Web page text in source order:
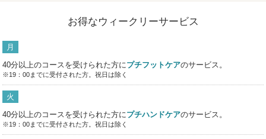
お得なウィークリーサービス
月
40分以上のコースを受けられた方に プチフットケアのサービス。
※19：00までに受付された方。祝日は除く
火
40分以上のコースを受けられた方に プチハンドケアのサービス。
※19：00までに受付された方。祝日は除く